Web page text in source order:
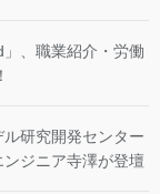
、職業紹介・労働
研究開発センター
ジニア寺澤が登壇